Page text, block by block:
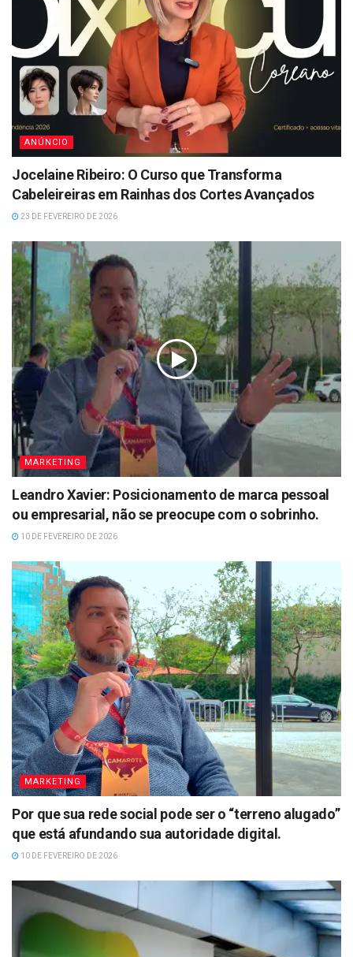
ANÚNCIO
Jocelaine Ribeiro: O Curso que Transforma
Cabeleireiras em Rainhas dos Cortes Avançados
23 DE FEVEREIRO DE 2026
MARKETING
Leandro Xavier: Posicionamento de marca pessoal
ou empresarial, não se preocupe com o sobrinho.
10 DE FEVEREIRO DE 2026
MARKETING
Por que sua rede social pode ser o “terreno alugado”
que está afundando sua autoridade digital.
10 DE FEVEREIRO DE 2026